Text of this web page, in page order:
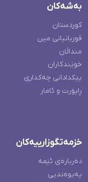
بەشەکان
کوردستان
قوربانیانی مین
منداڵان
خوێندکاران
پێکدادانی چەکداری
ڕاپۆرت و ئامار
خزمەتگوزارییەکان
دەربارەی ئێمە
پەیوەندیی